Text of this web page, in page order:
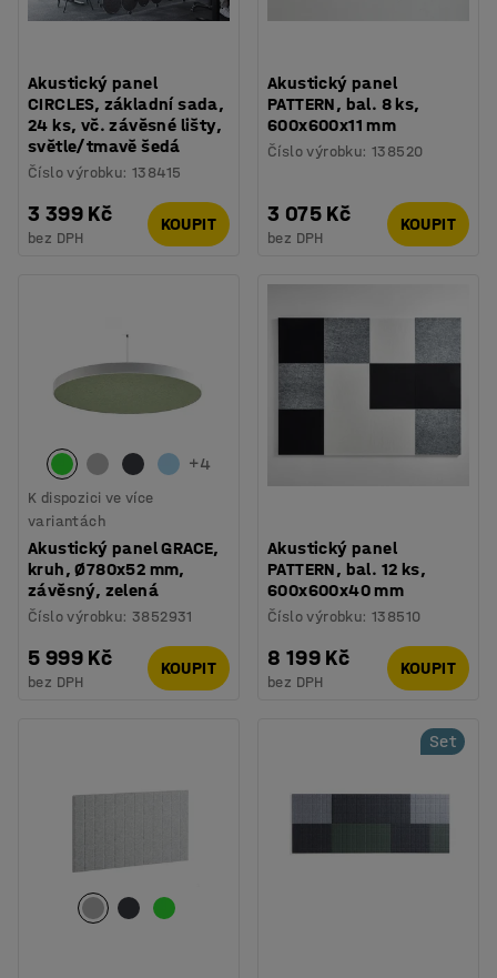
Akustický panel
CIRCLES, základní sada,
24 ks, vč. závěsné lišty,
světle/tmavě šedá
Číslo výrobku:138415
3 399 Kč
bez DPH
KOUPIT
Akustický panel
PATTERN, bal. 8 ks,
600x600x11 mm
Číslo výrobku:138520
3 075 Kč
bez DPH
KOUPIT
+4
K dispozici ve více
variantách
Akustický panel GRACE,
kruh, Ø780x52 mm,
závěsný, zelená
Číslo výrobku:3852931
5 999 Kč
bez DPH
KOUPIT
Akustický panel
PATTERN, bal. 12 ks,
600x600x40 mm
Číslo výrobku:138510
8 199 Kč
bez DPH
KOUPIT
Set